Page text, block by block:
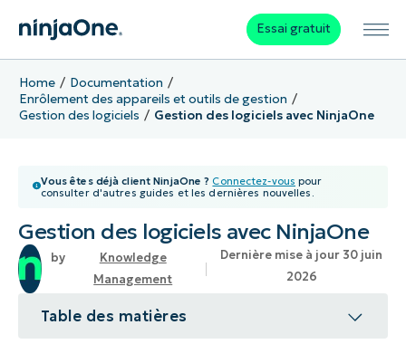
Essai gratuit
Home
Documentation
Enrôlement des appareils et outils de gestion
Gestion des logiciels
Gestion des logiciels avec NinjaOne
Vous êtes déjà client NinjaOne ? Connectez-vous pour
consulter d'autres guides et les dernières nouvelles.
Gestion des logiciels avec NinjaOne
Knowledge
Management
Dernière mise à jour 30 juin
2026
Table des matières